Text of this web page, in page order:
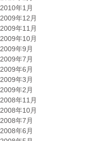
2010年1月
2009年12月
2009年11月
2009年10月
2009年9月
2009年7月
2009年6月
2009年3月
2009年2月
2008年11月
2008年10月
2008年7月
2008年6月